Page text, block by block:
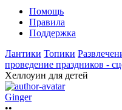
Помощь
Правила
Поддержка
Лантики Топики
проведение праздников -
Хеллоуин для детей
Ginger